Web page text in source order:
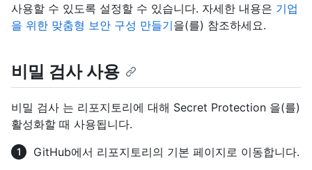
사용할 수 있도록 설정할 수 있습니다. 자세한 내용은 기업
을 위한 맞춤형 보안 구성 만들기을(를) 참조하세요.
비밀 검사 사용
비밀 검사 는 리포지토리에 대해 Secret Protection 을(를)
활성화할 때 사용됩니다.
GitHub에서 리포지토리의 기본 페이지로 이동합니다.